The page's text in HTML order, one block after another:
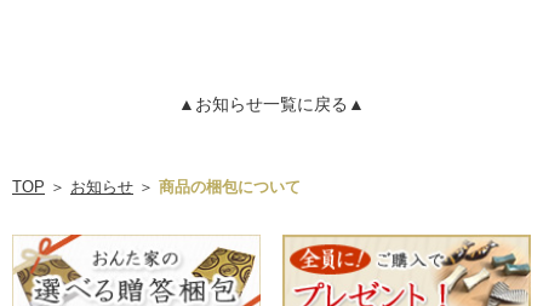
▲お知らせ一覧に戻る▲
TOP ＞ お知らせ ＞ 商品の梱包について